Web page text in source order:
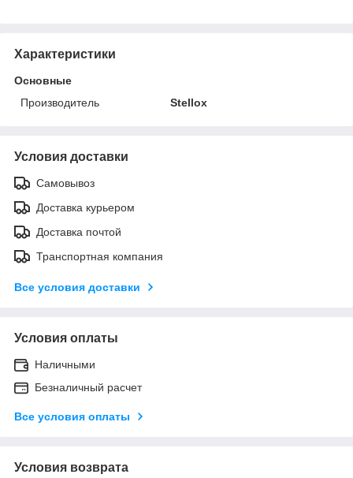
Характеристики
Основные
Производитель
Stellox
Условия доставки
Самовывоз
Доставка курьером
Доставка почтой
Транспортная компания
Все условия доставки
Условия оплаты
Наличными
Безналичный расчет
Все условия оплаты
Условия возврата